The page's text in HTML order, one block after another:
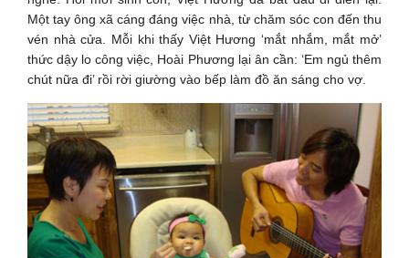
Một tay ông xã cáng đáng việc nhà, từ chăm sóc con đến thu
vén nhà cửa. Mỗi khi thấy Việt Hương ‘mắt nhắm, mắt mở’
thức dậy lo công việc, Hoài Phương lại ân cần: ‘Em ngủ thêm
chút nữa đi’ rồi rời giường vào bếp làm đồ ăn sáng cho vợ.